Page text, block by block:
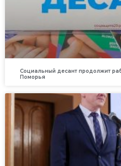
Социальный десант продолжит
Поморья